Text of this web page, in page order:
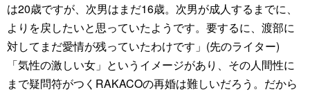
は20歳ですが、次男はまだ16歳。次男が成人するまでに、
よりを戻したいと思っていたようです。要するに、渡部に
対してまだ愛情が残っていたわけです」(先のライター)
「気性の激しい女」というイメージがあり、その人間性に
まで疑問符がつくRAKACOの再婚は難しいだろう。だから